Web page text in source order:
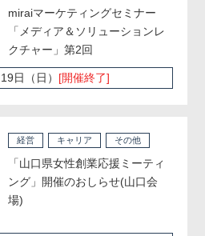
miraiマーケティングセミナー
「メディア＆ソリューションレ
クチャー」第2回
日（日） [開催終了]
経営 キャリア その他
「山口県女性創業応援ミーティ
ング」開催のおしらせ(山口会
場)